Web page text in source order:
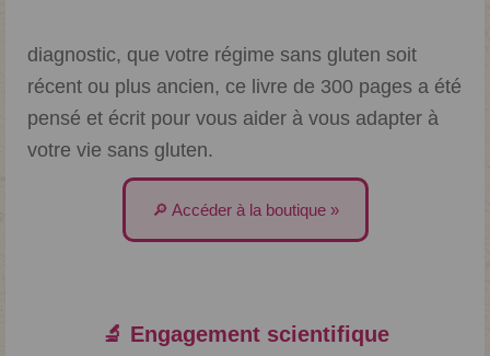
diagnostic, que votre régime sans gluten soit
récent ou plus ancien, ce livre de 300 pages a été
pensé et écrit pour vous aider à vous adapter à
votre vie sans gluten.
🔎 Accéder à la boutique »
🔬 Engagement scientifique